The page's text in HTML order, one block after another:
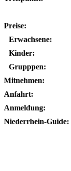
Preise:
Erwachsene:
Kinder:
Grupppen:
Mitnehmen:
Anfahrt:
Anmeldung:
Niederrhein-Guide: